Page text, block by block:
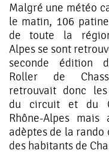
Malgré une météo
le matin, 106
de toute la
Alpes se sont
seconde édition
Roller de
retrouvait donc
du circuit et du
Rhône-Alpes mais
adèptes de la rando
des habitants de